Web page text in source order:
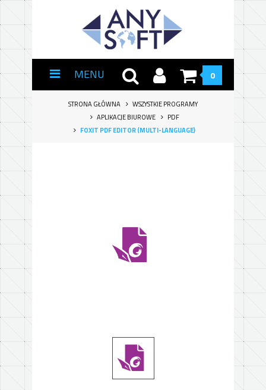
MENU 0
STRONA GŁÓWNA
WSZYSTKIE PROGRAMY
APLIKACJE BIUROWE
PDF
FOXIT PDF EDITOR (MULTI-LANGUAGE)